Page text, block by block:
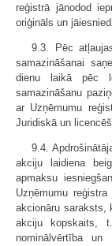
reģistrā jānodod
oriģināls un
9.3. Pēc
samazināšanai
dienu laikā pēc
samazināšanu
ar Uzņēmumu
Juridiskā un
9.4.
akciju laidiena
apmaksu
Uzņēmumu
akcionāru saraksts,
akciju kopskaits,
nominālvērtība un